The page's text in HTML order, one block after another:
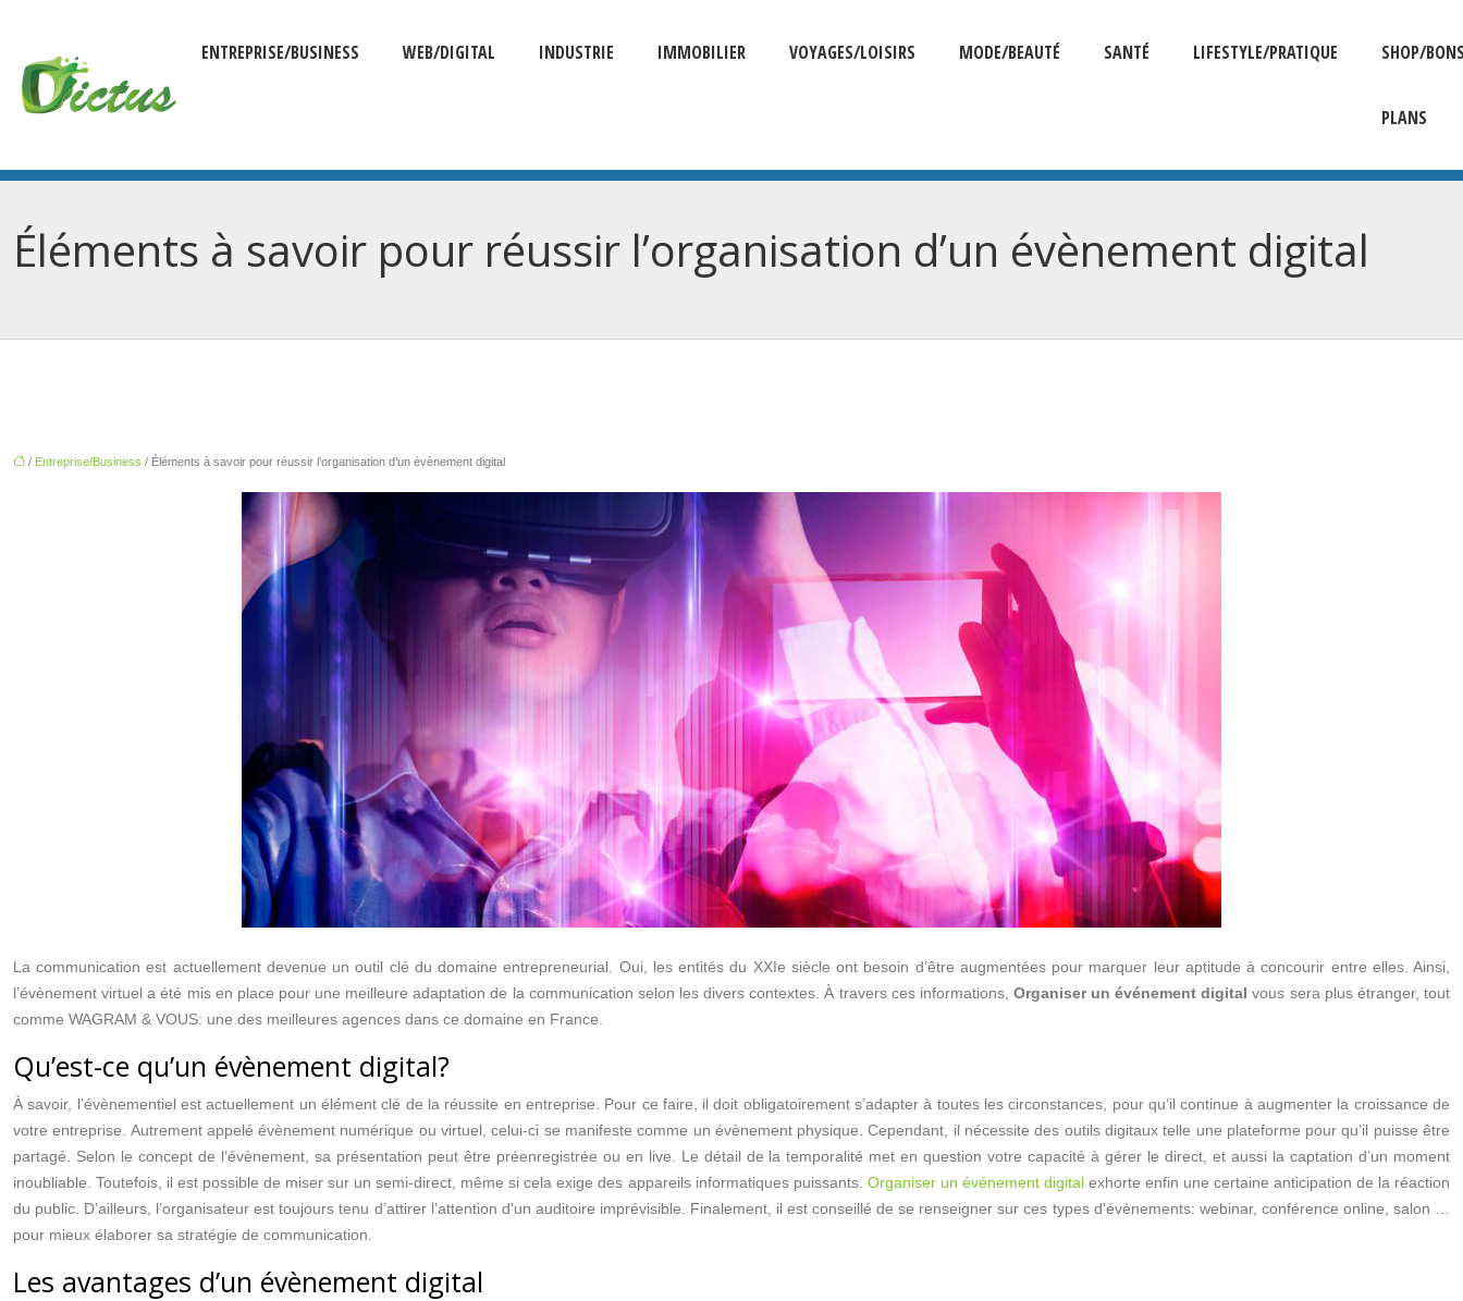
ENTREPRISE/BUSINESS WEB/DIGITAL INDUSTRIE IMMOBILIER VOYAGES/LOISIRS MODE/BEAUTÉ SANTÉ LIFESTYLE/PRATIQUE SHOP/
PLANS
Éléments à savoir pour réussir l’organisation d’un évènement digital
/ Entreprise/Business / Éléments à savoir pour réussir l’organisation d’un évènement digital
La communication est actuellement devenue un outil clé du domaine entrepreneurial. Oui, les entités du XXIe siècle ont besoin d’être augmentées pour marquer leur aptitude à concourir entre elles. Ainsi,
l’évènement virtuel a été mis en place pour une meilleure adaptation de la communication selon les divers contextes. À travers ces informations, Organiser un événement digitalvous sera plus étranger, tout
comme WAGRAM & VOUS: une des meilleures agences dans ce domaine en France.
Qu’est-ce qu’un évènement digital?
À savoir, l’évènementiel est actuellement un élément clé de la réussite en entreprise. Pour ce faire, il doit obligatoirement s’adapter à toutes les circonstances, pour qu’il continue à augmenter la croissance de
votre entreprise. Autrement appelé évènement numérique ou virtuel, celui-ci se manifeste comme un évènement physique. Cependant, il nécessite des outils digitaux telle une plateforme pour qu’il puisse être
partagé. Selon le concept de l’évènement, sa présentation peut être préenregistrée ou en live. Le détail de la temporalité met en question votre capacité à gérer le direct, et aussi la captation d’un moment
inoubliable. Toutefois, il est possible de miser sur un semi-direct, même si cela exige des appareils informatiques puissants. Organiser un événement digitalexhorte enfin une certaine anticipation de la réaction
du public. D’ailleurs, l’organisateur est toujours tenu d’attirer l’attention d’un auditoire imprévisible. Finalement, il est conseillé de se renseigner sur ces types d’évènements: webinar, conférence online, salon …
pour mieux élaborer sa stratégie de communication.
Les avantages d’un évènement digital